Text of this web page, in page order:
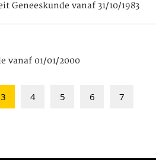
Geneeskunde vanaf 31/10/1983
vanaf 01/01/2000
3 4 5 6
7